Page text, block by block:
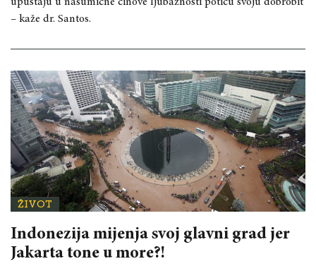
upuštaju u nasumične činove ljubaznosti potiču svoju dobrobit
– kaže dr. Santos.
ŽIVOT
Indonezija mijenja svoj glavni grad jer
Jakarta tone u more?!